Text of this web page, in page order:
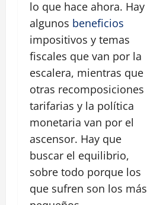
lo que hace ahora. Hay
algunos beneficios
impositivos y temas
fiscales que van por la
escalera, mientras que
otras recomposiciones
tarifarias y la política
monetaria van por el
ascensor. Hay que
buscar el equilibrio,
sobre todo porque los
que sufren son los más